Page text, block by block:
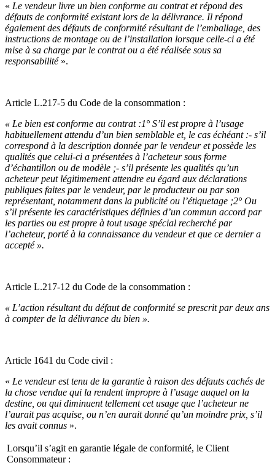
« Le vendeur livre un bien conforme au contrat et répond des
défauts de conformité existant lors de la délivrance. Il répond
également des défauts de conformité résultant de l’emballage, des
instructions de montage ou de l’installation lorsque celle-ci a été
mise à sa charge par le contrat ou a été réalisée sous sa
responsabilité».
Article L.217-5 du Code de la consommation :
« Le bien est conforme au contrat :1° S’il est propre à l’usage
habituellement attendu d’un bien semblable et, le cas échéant :- s’il
correspond à la description donnée par le vendeur et possède les
qualités que celui-ci a présentées à l’acheteur sous forme
d’échantillon ou de modèle ;- s’il présente les qualités qu’un
acheteur peut légitimement attendre eu égard aux déclarations
publiques faites par le vendeur, par le producteur ou par son
représentant, notamment dans la publicité ou l’étiquetage ;2° Ou
s’il présente les caractéristiques définies d’un commun accord par
les parties ou est propre à tout usage spécial recherché par
l’acheteur, porté à la connaissance du vendeur et que ce dernier a
accepté ».
Article L.217-12 du Code de la consommation :
« L’action résultant du défaut de conformité se prescrit par deux ans
à compter de la délivrance du bien ».
Article 1641 du Code civil :
« Le vendeur est tenu de la garantie à raison des défauts cachés de
la chose vendue qui la rendent impropre à l’usage auquel on la
destine, ou qui diminuent tellement cet usage que l’acheteur ne
l’aurait pas acquise, ou n’en aurait donné qu’un moindre prix, s’il
les avait connus ».
Lorsqu’il s’agit en garantie légale de conformité, le Client
Consommateur :